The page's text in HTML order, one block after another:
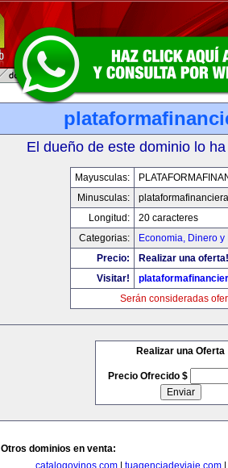
El dueño de este dominio lo
Mayusculas:
Minusculas:
Longitud:
20 caracteres
Categorias:
Economia, Dinero y
Precio:
Realizar una oferta!
Visitar!
Serán consideradas
Realizar una Oferta
Precio Ofrecido $
Otros dominios en venta:
catalogovinos.com
tuagenciadeviaje.com